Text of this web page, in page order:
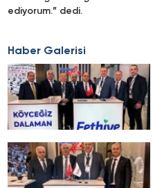
ediyorum.” dedi.
Haber Galerisi